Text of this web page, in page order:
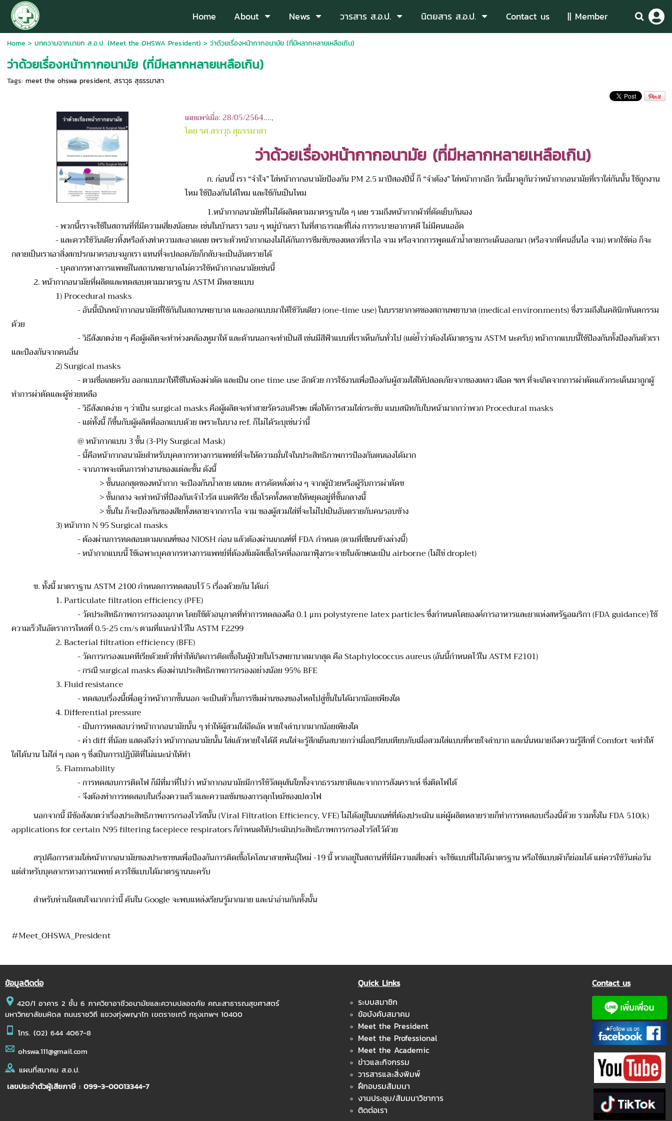
Home About News วารสาร ส.อ.ป. นิตยสาร ส.อ.ป. Contact us || Member
Home > บทความจากนายก ส.อ.ป. (Meet the OHSWA President) > ว่าด้วยเรื่องหน้ากากอนามัย (ที่มีหลากหลายเหลือเกิน)
ว่าด้วยเรื่องหน้ากากอนามัย (ที่มีหลากหลายเหลือเกิน)
Tags: meet the ohswa president, สราวุธ สุธรรมาสา
เผยแพร่เมื่อ: 28/05/2564....,
โดย รศ.สราวุธ สุธรรมาสา
ว่าด้วยเรื่องหน้ากากอนามัย (ที่มีหลากหลายเหลือเกิน)
ก. ก่อนนี้ เรา “จำใจ” ใส่หน้ากากอนามัยป้องกัน PM 2.5 มาปีสองปีนี้ ก็ “จำต้อง” ใส่หน้ากากอีก วันนี้มาดูกันว่าหน้ากากอนามัยที่เราใส่กันนั้น ใช้ถูกงาน
ไหม ใช้ป้องกันได้ไหม และใช้กันเป็นไหม
1.หน้ากากอนามัยที่ไม่ได้ผลิตตามมาตรฐานใด ๆ เลย รวมถึงหน้ากากผ้าที่ตัดเย็บกันเอง
- พวกนี้เราจะใช้ในสถานที่ที่มีความเสี่ยงน้อยนะ เช่นในบ้านเรา รอบ ๆ หมู่บ้านเรา ในที่สาธารณะที่โล่ง การระบายอากาศดี ไม่มีคนแออัด
- และควรใช้วันเดียวทิ้งหรือล้างทำความสะอาดเลย เพราะตัวหน้ากากเองไม่ได้กันการซึมซับของเหลวที่เราไอ จาม หรือจากการพูดแล้วน้ำลายกระเด็นออกมา (หรือจากที่คนอื่นไอ จาม) หากใช้ต่อ ก็จะ
กลายเป็นเราเอาสิ่งสกปรกมาครอบจมูกเรา แทนที่จะปลอดภัยก็กลับจะเป็นอันตรายได้
- บุคลากรทางการแพทย์ในสถานพยาบาลไม่ควรใช้หน้ากากอนามัยเช่นนี้
2. หน้ากากอนามัยที่ผลิตและทดสอบตามมาตรฐาน ASTM มีหลายแบบ
1) Procedural masks
- อันนี้เป็นหน้ากากอนามัยที่ใช้กันในสถานพยาบาล และออกแบบมาให้ใช้วันเดียว (one-time use) ในบรรยากาศของสถานพยาบาล (medical environments) ซึ่งรวมถึงในคลินิกทันตกรรม
ด้วย
- วิธีสังเกตง่าย ๆ คือผู้ผลิตจะทำห่วงคล้องหูมาให้ และด้านนอกจะทำเป็นสี เช่นมีสีฟ้าแบบที่เราเห็นกันทั่วไป (แต่ย้ำว่าต้องได้มาตรฐาน ASTM นะครับ) หน้ากากแบบนี้ใช้ป้องกันทั้งป้องกันตัวเรา
และป้องกันจากคนอื่น
2) Surgical masks
- ตามชื่อเลยครับ ออกแบบมาให้ใช้ในห้องผ่าตัด และเป็น one time use อีกด้วย การใช้งานเพื่อป้องกันผู้สวมใส่ให้ปลอดภัยจากของเหลว เลือด ฯลฯ ที่จะเกิดจากการผ่าตัดแล้วกระเด็นมาถูกผู้
ทำการผ่าตัดและผู้ช่วยเหลือ
- วิธีสังเกตง่าย ๆ ว่าเป็น surgical masks คือผู้ผลิตจะทำสายรัดรอบศีรษะ เพื่อให้การสวมใส่กระชับ แนบสนิทกับใบหน้ามากกว่าพวก Procedural masks
- แต่ทั้งนี้ ก็ขึ้นกับผู้ผลิตที่ออกแบบด้วย เพราะในบาง ref. ก็ไม่ได้ระบุเช่นว่านี้
@ หน้ากากแบบ 3 ชั้น (3-Ply Surgical Mask)
- นี้คือหน้ากากอนามัยสำหรับบุคลากรทางการแพทย์ที่จะให้ความมั่นใจในประสิทธิภาพการป้องกันตนเองได้มาก
- จากภาพจะเห็นการทำงานของแต่ละชั้น ดังนี้
> ชั้นนอกสุดของหน้ากาก จะป้องกันน้ำลาย เสมหะ สารคัดหลั่งต่าง ๆ จากผู้ป่วยหรือผู้รับการผ่าตัดฃ
> ชั้นกลาง จะทำหน้าที่ป้องกันเจ้าไวรัส แบคทีเรีย เชื้อโรคทั้งหลายให้หยุดอยู่ที่ชั้นกลางนี้
> ชั้นใน ก็จะป้องกันของเสียทั้งหลายจากการไอ จาม ของผู้สวมใส่ที่จะไม่ไปเป็นอันตรายกับคนรอบข้าง
3) หน้ากาก N 95 Surgical masks
- ต้องผ่านการทดสอบตามเกณฑ์ของ NIOSH ก่อน แล้วต้องผ่านเกณฑ์ที่ FDA กำหนด (ตามที่เขียนข้างล่างนี้)
- หน้ากากแบบนี้ ใช้เฉพาะบุคลากรทางการแพทย์ที่ต้องสัมผัสเชื้อโรคที่ออกมาฟุ้งกระจายในลักษณะเป็น airborne (ไม่ใช่ droplet)
ข. ทั้งนี้ มาตราฐาน ASTM 2100 กำหนดการทดสอบไว้ 5 เรื่องด้วยกัน ได้แก่
1. Particulate filtration efficiency (PFE)
- วัดประสิทธิภาพการกรองอนุภาค โดยใช้ตัวอนุภาคที่ทำการทดลองคือ 0.1 μm polystyrene latex particles ซึ่งกำหนดโดยองค์การอาหารและยาแห่งสหรัฐอเมริกา (FDA guidance) ใช้
ความเร็วในอัตราการไหลที่ 0.5-25 cm/s ตามที่แนะนำไว้ใน ASTM F2299
2. Bacterial filtration efficiency (BFE)
- วัดการกรองแบคทีเรียด้วยตัวที่ทำให้เกิดการติดเชื้อในผู้ป่วยในโรงพยาบาลมากสุด คือ Staphylococcus aureus (อันนี้กำหนดไว้ใน ASTM F2101)
- กรณี surgical masks ต้องผ่านประสิทธิภาพการกรองอย่างน้อย 95% BFE
3. Fluid resistance
- ทดสอบเรื่องนี้เพื่อดูว่าหน้ากากชั้นนอก จะเป็นตัวกั้นการซึมผ่านของของไหลไปสู่ชั้นในได้มากน้อยเพียงใด
4. Differential pressure
- เป็นการทดสอบว่าหน้ากากอนามัยนั้น ๆ ทำให้ผู้สวมใส่อึดอัด หายใจลำบากมากน้อยเพียงใด
- ค่า diff ที่น้อย แสดงถึงว่า หน้ากากอนามัยนั้น ใส่แล้วหายใจได้ดี คนใส่จะรู้สึกเย็นสบายกว่าเมื่อเปรียบเทียบกับเมื่อสวมใส่แบบที่หายใจลำบาก และนั่นหมายถึงความรู้สึกที่ Comfort จะทำให้
ใส่ได้นาน ไม่ใส่ ๆ ถอด ๆ ซึ่งเป็นการปฏิบัติที่ไม่แนะนำให้ทำ
5. Flammability
- การทดสอบการติดไฟ ก็มีที่มาที่ไปว่า หน้ากากอนามัยมีการใช้วัสดุเส้นใยทั้งจากธรรมชาติและจากการสังเคราะห์ ซึ่งติดไฟได้
- จึงต้องทำการทดสอบในเรื่องความเร็วและความเข้มของการลุกไหม้ของเปลวไฟ
นอกจากนี้ มีข้อสังเกตว่าเรื่องประสิทธิภาพการกรองไวรัสนั้น (Viral Filtration Efficiency, VFE) ไม่ได้อยู่ในเกณฑ์ที่ต้องประเมิน แต่ผู้ผลิตหลายรายก็ทำการทดสอบเรื่องนี้ด้วย รวมทั้งใน FDA 510(k)
applications for certain N95 filtering facepiece respirators ก็กำหนดให้ประเมินประสิทธิภาพการกรองไวรัสไว้ด้วย
สรุปคือการสวมใส่หน้ากากอนามัยของประชาชนเพื่อป้องกันการติดเชื้อโคโลนาสายพันธุ์ใหม่ -19 นี้ หากอยู่ในสถานที่ที่มีความเสี่ยงต่ำ จะใช้แบบที่ไม่ได้มาตรฐาน หรือใช้แบบผ้าก็ย่อมได้ แต่ควรใช้วันต่อวัน
แต่สำหรับบุคลากรทางการแพทย์ ควรใช้แบบได้มาตรฐานนะครับ
สำหรับท่านใดสนใจมากกว่านี้ ค้นใน Google จะพบแหล่งเรียนรู้มากมาย และน่าอ่านกันทั้งนั้น
#Meet_OHSWA_President
ข้อมูลติดต่อ
420/1 อาคาร 2 ชั้น 6 ภาควิชาอาชีวอนามัยและความปลอดภัย คณะสาธารณสุขศาสตร์
มหาวิทยาลัยมหิดล ถนนราชวิถี แขวงทุ่งพญาไท เขตราชเทวี กรุงเทพฯ 10400
โทร. (02) 644 4067-8
ohswa.111@gmail.com
แผนที่สมาคม ส.อ.ป.
เลขประจำตัวผู้เสียภาษี : 099-3-00013344-7
Quick Links
ระบบสมาชิก
ข้อบังคับสมาคม
Meet the President
Meet the Professional
Meet the Academic
ข่าวและกิจกรรม
วารสารและสิ่งพิมพ์
ฝึกอบรมสัมมนา
งานประชุม/สัมมนาวิชาการ
ติดต่อเรา
Contact us